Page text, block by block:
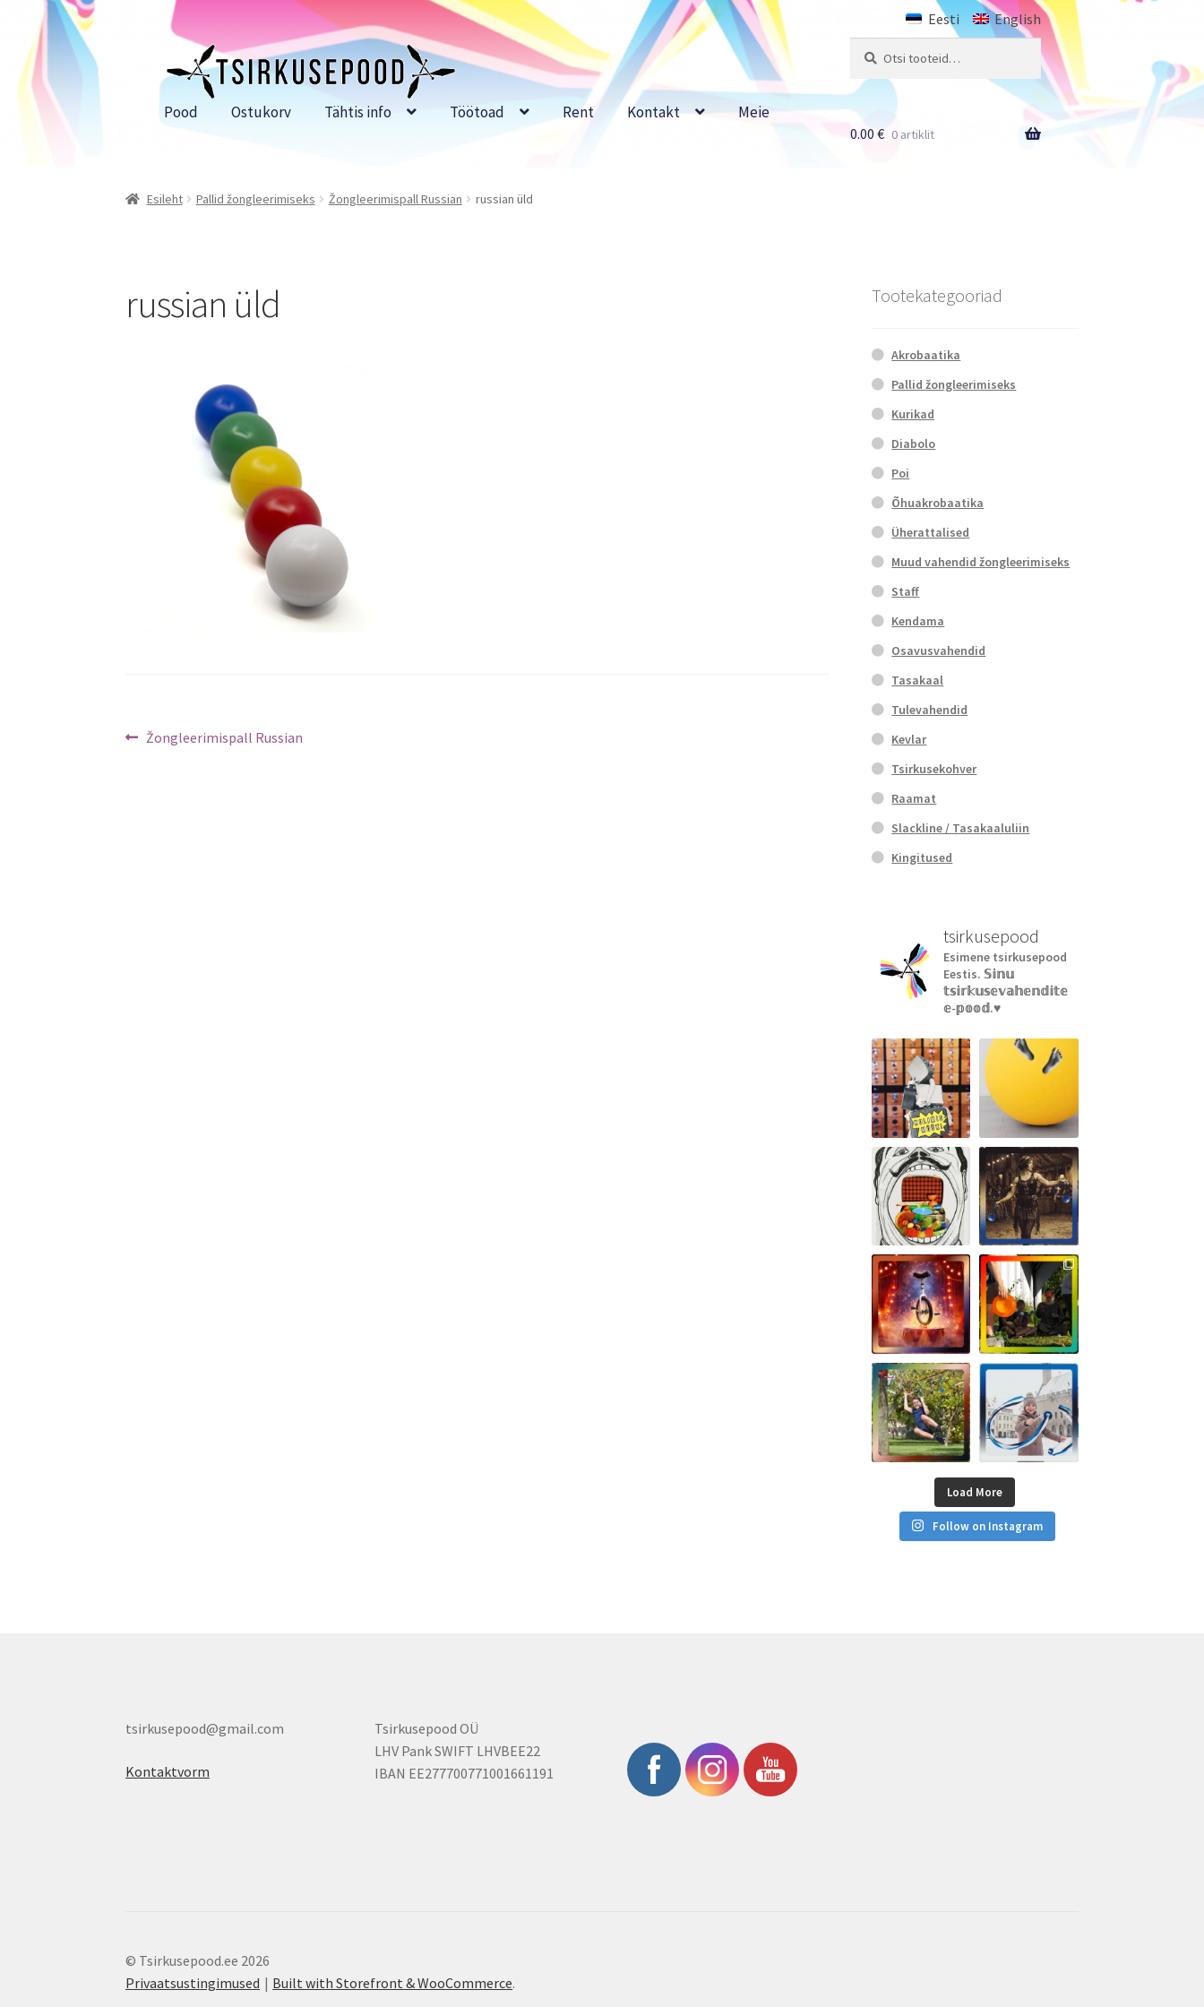
Liigu
navigeerimisele
Liigu
sisu
Eesti English
Pood Ostukorv Tähtis info Töötoad Rent Kontakt Meie
0.00€ 0 artiklit
Esileht Pallid žongleerimiseks Žongleerimispall Russian russian üld
russian üld
Navigeerimine
Previous
Žongleerimispall Russian
Tootekategooriad
Akrobaatika
Pallid žongleerimiseks
Kurikad
Diabolo
Poi
Õhuakrobaatika
Üherattalised
Muud vahendid žongleerimiseks
Staff
Kendama
Osavusvahendid
Tasakaal
Tulevahendid
Kevlar
Tsirkusekohver
Raamat
Slackline / Tasakaaluliin
Kingitused
tsirkusepood
Esimene tsirkusepood
Eestis. 𝕊𝕚𝕟𝕦
𝕥𝕤𝕚𝕣𝕜𝕦𝕤𝕖𝕧𝕒𝕙𝕖𝕟𝕕𝕚𝕥𝕖
𝕖-𝕡𝕠𝕠𝕕.♥︎
Load More
Follow on Instagram
tsirkusepood@gmail.com
Kontaktvorm
Tsirkusepood OÜ
LHV Pank SWIFT LHVBEE22
IBAN EE277700771001661191
© Tsirkusepood.ee 2026
Privaatsustingimused
Built with Storefront & WooCommerce.